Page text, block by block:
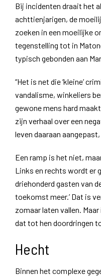
Bij incidenten draait het
achttienjarigen, de
zoeken in een moeilijke
tegenstelling tot in
typisch gebonden aan
“Het is net die ‘kleine’
vandalisme, winkeliers
gewone mens hard
zijn verhaal over een
leven daaraan
Een ramp is het niet,
Links en rechts wordt er
driehonderd gasten van
toekomst meer.’ Dat is
zomaar laten vallen.
dat tot hen doordringen
Hecht
Binnen het complexe